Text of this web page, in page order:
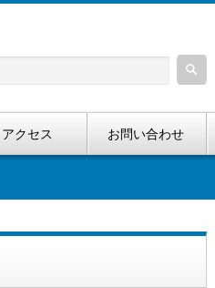
アクセス お問い合わせ